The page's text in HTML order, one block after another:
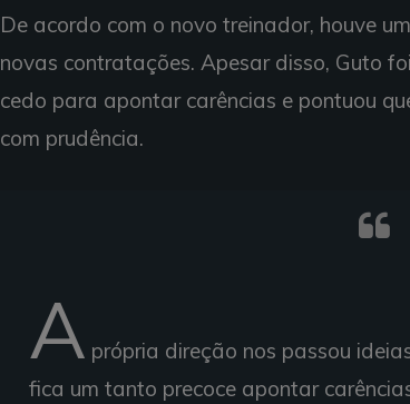
De acordo com o novo treinador, houve
novas contratações. Apesar disso, Guto
cedo para apontar carências e pontuou
com prudência.
A própria direção nos passou
fica um tanto precoce apontar